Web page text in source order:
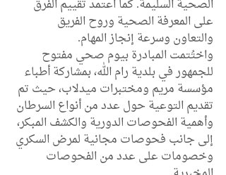
الصحية السليمة. كما اعتمد تقييم الفرق
على المعرفة الصحية وروح الفريق
والتعاون وسرعة إنجاز المهام.
واختُتمت المبادرة بيوم صحي مفتوح
للجمهور في بلدية رام الله، بمشاركة أطباء
مؤسسة مريم ومختبرات ميدلاب، حيث تم
تقديم التوعية حول عدد من أنواع السرطان
وأهمية الفحوصات الدورية والكشف المبكر،
إلى جانب فحوصات مجانية لمرض السكري
وخصومات على عدد من الفحوصات